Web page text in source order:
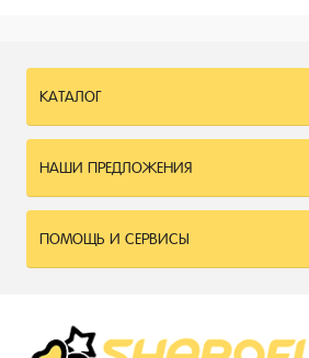
КАТАЛОГ
НАШИ ПРЕДЛОЖЕНИЯ
ПОМОЩЬ И СЕРВИСЫ